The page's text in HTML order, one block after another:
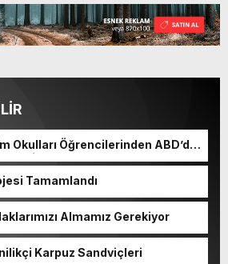
Okulları Öğrencilerinden ABD’de
14 Madalya Kazandı
Tamamlandı
Almamız Gerekiyor
Karpuz Sandviçleri